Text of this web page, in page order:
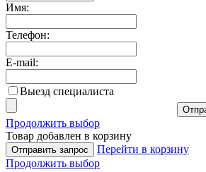
Имя:
Телефон:
E-mail:
Выезд специалиста
Продолжить выбор
Товар добавлен в корзину
Отправить запрос
Перейти в корзину
Продолжить выбор